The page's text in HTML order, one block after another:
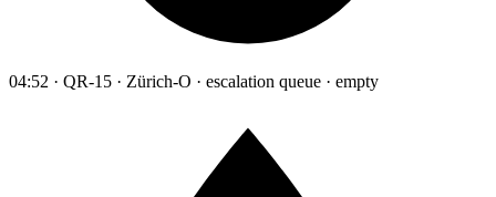
04:52 · QR-15 · Zürich-O · escalation queue · empty